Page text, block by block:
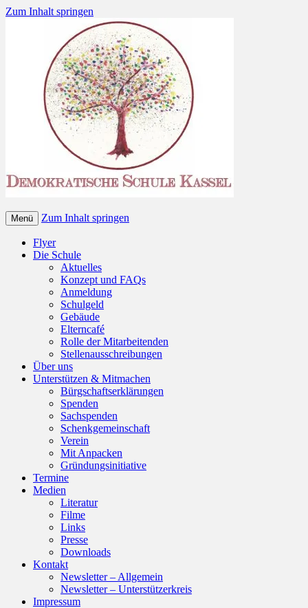
Zum Inhalt springen
Menü Zum Inhalt springen
Flyer
Die Schule
Aktuelles
Konzept und FAQs
Anmeldung
Schulgeld
Gebäude
Elterncafé
Rolle der Mitarbeitenden
Stellenausschreibungen
Über uns
Unterstützen & Mitmachen
Bürgschaftserklärungen
Spenden
Sachspenden
Schenkgemeinschaft
Verein
Mit Anpacken
Gründungsinitiative
Termine
Medien
Literatur
Filme
Links
Presse
Downloads
Kontakt
Newsletter – Allgemein
Newsletter – Unterstützerkreis
Impressum